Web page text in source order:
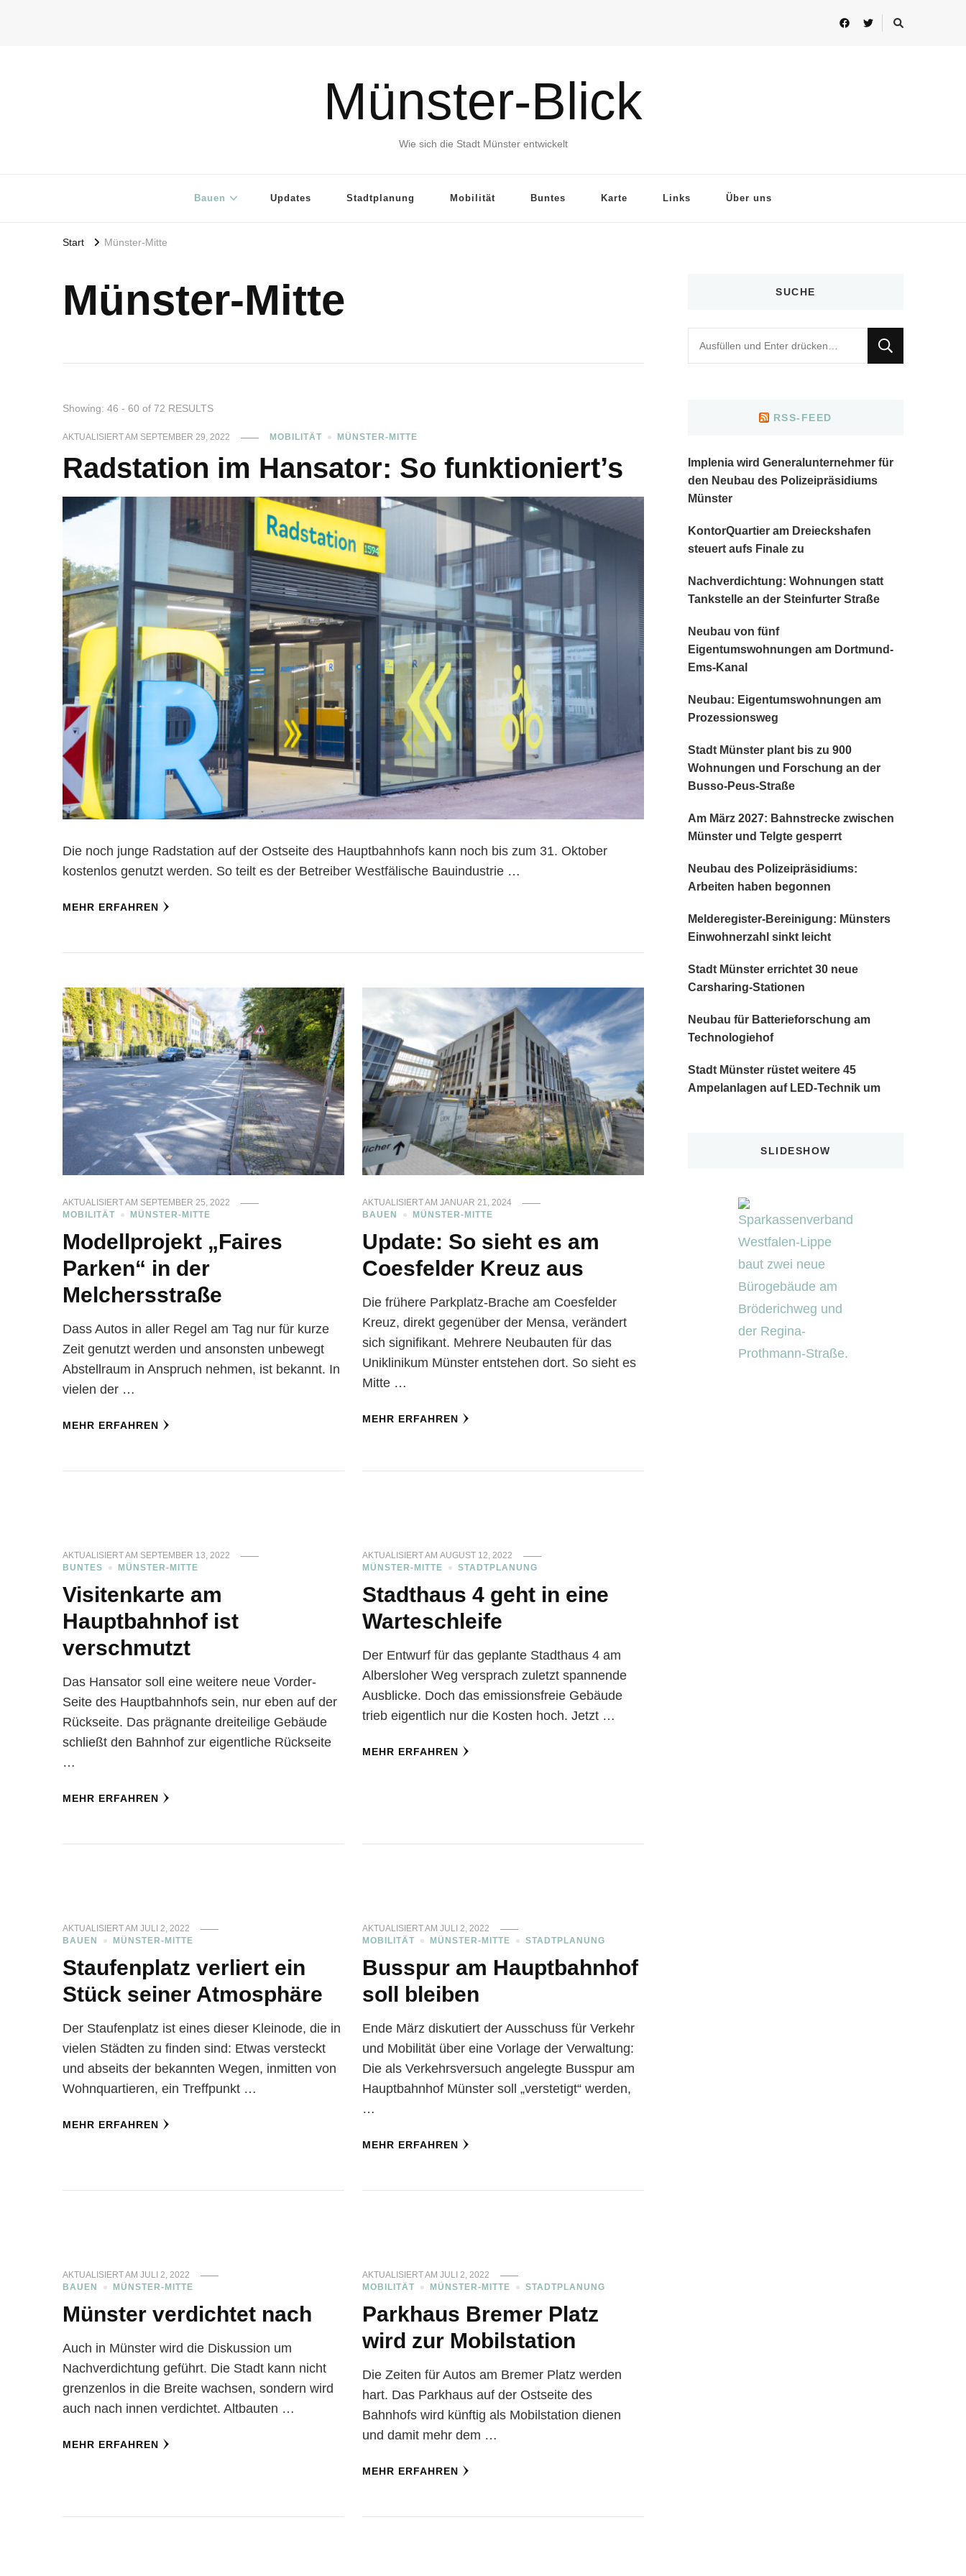
Münster-Blick
Wie sich die Stadt Münster entwickelt
Bauen Updates Stadtplanung Mobilität Buntes Karte Links Über uns
Start Münster-Mitte
Münster-Mitte
Showing: 46 - 60 of 72 RESULTS
AKTUALISIERT AM SEPTEMBER 29, 2022 MOBILITÄT MÜNSTER-MITTE
Radstation im Hansator: So funktioniert’s
Die noch junge Radstation auf der Ostseite des Hauptbahnhofs kann noch bis zum 31. Oktober
kostenlos genutzt werden. So teilt es der Betreiber Westfälische Bauindustrie …
MEHR ERFAHREN
AKTUALISIERT AM SEPTEMBER 25, 2022
MOBILITÄT
MÜNSTER-MITTE
Modellprojekt „Faires
Parken“ in der
Melchersstraße
Dass Autos in aller Regel am Tag nur für kurze
Zeit genutzt werden und ansonsten unbewegt
Abstellraum in Anspruch nehmen, ist bekannt. In
vielen der …
MEHR ERFAHREN
AKTUALISIERT AM JANUAR 21, 2024
BAUEN
MÜNSTER-MITTE
Update: So sieht es am
Coesfelder Kreuz aus
Die frühere Parkplatz-Brache am Coesfelder
Kreuz, direkt gegenüber der Mensa, verändert
sich signifikant. Mehrere Neubauten für das
Uniklinikum Münster entstehen dort. So sieht es
Mitte …
MEHR ERFAHREN
AKTUALISIERT AM SEPTEMBER 13, 2022
BUNTES
MÜNSTER-MITTE
Visitenkarte am
Hauptbahnhof ist
verschmutzt
Das Hansator soll eine weitere neue Vorder-
Seite des Hauptbahnhofs sein, nur eben auf der
Rückseite. Das prägnante dreiteilige Gebäude
schließt den Bahnhof zur eigentliche Rückseite
…
MEHR ERFAHREN
AKTUALISIERT AM AUGUST 12, 2022
MÜNSTER-MITTE
STADTPLANUNG
Stadthaus 4 geht in eine
Warteschleife
Der Entwurf für das geplante Stadthaus 4 am
Albersloher Weg versprach zuletzt spannende
Ausblicke. Doch das emissionsfreie Gebäude
trieb eigentlich nur die Kosten hoch. Jetzt …
MEHR ERFAHREN
AKTUALISIERT AMJULI 2, 2022
BAUEN
MÜNSTER-MITTE
Staufenplatz verliert ein
Stück seiner Atmosphäre
Der Staufenplatz ist eines dieser Kleinode, die in
vielen Städten zu finden sind: Etwas versteckt
und abseits der bekannten Wegen, inmitten von
Wohnquartieren, ein Treffpunkt …
MEHR ERFAHREN
AKTUALISIERT AM JULI 2, 2022
MOBILITÄT
MÜNSTER-MITTE STADTPLANUNG
Busspur am Hauptbahnhof
soll bleiben
Ende März diskutiert der Ausschuss für Verkehr
und Mobilität über eine Vorlage der Verwaltung:
Die als Verkehrsversuch angelegte Busspur am
Hauptbahnhof Münster soll „verstetigt“ werden,
…
MEHR ERFAHREN
AKTUALISIERT AMJULI 2, 2022
BAUEN
MÜNSTER-MITTE
Münster verdichtet nach
Auch in Münster wird die Diskussion um
Nachverdichtung geführt. Die Stadt kann nicht
grenzenlos in die Breite wachsen, sondern wird
auch nach innen verdichtet. Altbauten …
MEHR ERFAHREN
AKTUALISIERT AM JULI 2, 2022
MOBILITÄT
MÜNSTER-MITTE STADTPLANUNG
Parkhaus Bremer Platz
wird zur Mobilstation
Die Zeiten für Autos am Bremer Platz werden
hart. Das Parkhaus auf der Ostseite des
Bahnhofs wird künftig als Mobilstation dienen
und damit mehr dem …
MEHR ERFAHREN
SUCHE
du
RSS-FEED
Implenia wird Generalunternehmer für
den Neubau des Polizeipräsidiums
Münster
KontorQuartier am Dreieckshafen
steuert aufs Finale zu
Nachverdichtung: Wohnungen statt
Tankstelle an der Steinfurter Straße
Neubau von fünf
Eigentumswohnungen am Dortmund-
Ems-Kanal
Neubau: Eigentumswohnungen am
Prozessionsweg
Stadt Münster plant bis zu 900
Wohnungen und Forschung an der
Busso-Peus-Straße
Am März 2027: Bahnstrecke zwischen
Münster und Telgte gesperrt
Neubau des Polizeipräsidiums:
Arbeiten haben begonnen
Melderegister-Bereinigung: Münsters
Einwohnerzahl sinkt leicht
Stadt Münster errichtet 30 neue
Carsharing-Stationen
Neubau für Batterieforschung am
Technologiehof
Stadt Münster rüstet weitere 45
Ampelanlagen auf LED-Technik um
SLIDESHOW